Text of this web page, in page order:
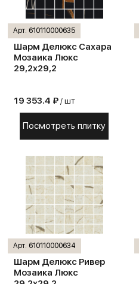
Арт. 610110000635
Шарм Делюкс Сахара
Мозаика Люкс
29,2х29,2
19 353.4 ₽ / шт
Посмотреть плитку
Арт. 610110000634
Шарм Делюкс Ривер
Мозаика Люкс